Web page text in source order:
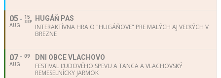
05
AUG
15
SEP HUGÁŇ PAS
INTERAKTÍVNA HRA O "HUGÁŇOVE" PRE MALÝCH AJ VEĽKÝCH V
BREZNE
07
AUG
09 DNI OBCE VLACHOVO
FESTIVAL ĽUDOVÉHO SPEVU A TANCA A VLACHOVSKÝ
REMESELNÍCKY JARMOK